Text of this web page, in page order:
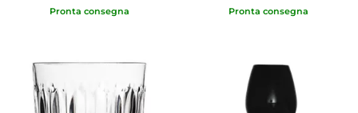
Pronta consegna Pronta consegna